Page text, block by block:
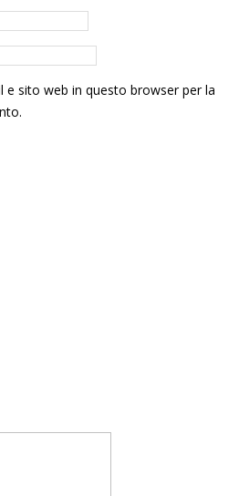
e sito web in questo browser per la